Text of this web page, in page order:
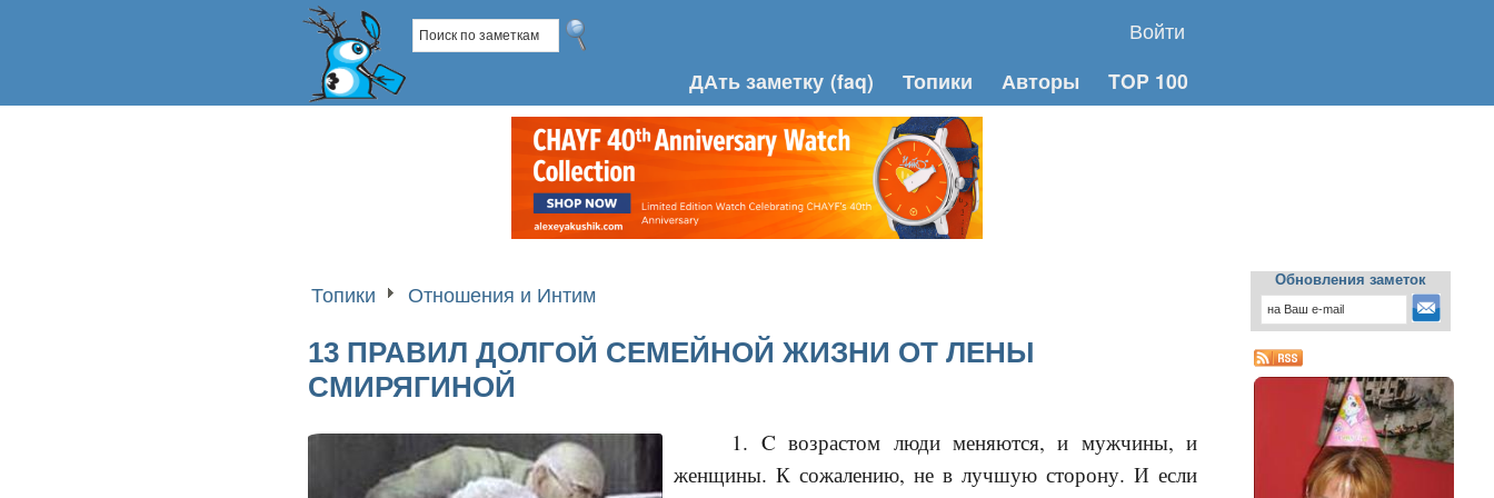
Войти
ДАть заметку (faq) Топики Авторы TOP 100
Топики Отношения и Интим
13 ПРАВИЛ ДОЛГОЙ СЕМЕЙНОЙ ЖИЗНИ ОТ ЛЕНЫ
СМИРЯГИНОЙ
1. C возрастом люди меняются, и мужчины, и
женщины. К сожалению, не в лучшую сторону. И если
Обновления заметок